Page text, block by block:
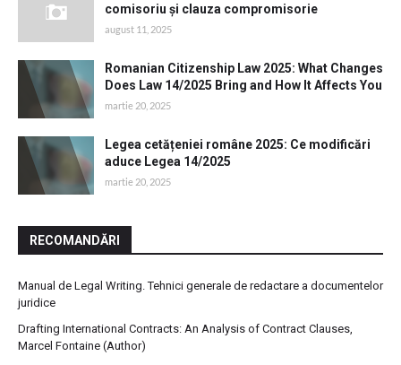
comisoriu și clauza compromisorie
august 11, 2025
Romanian Citizenship Law 2025: What Changes
Does Law 14/2025 Bring and How It Affects You
martie 20, 2025
Legea cetățeniei române 2025: Ce modificări
aduce Legea 14/2025
martie 20, 2025
RECOMANDĂRI
Manual de Legal Writing. Tehnici generale de redactare a documentelor
juridice
Drafting International Contracts: An Analysis of Contract Clauses,
Marcel Fontaine (Author)